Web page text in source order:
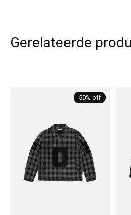
Gerelateerde
50% off